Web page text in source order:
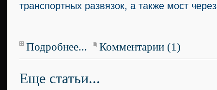
транспортных развязок, а также мост
Подробнее... Комментарии (1)
Еще статьи...